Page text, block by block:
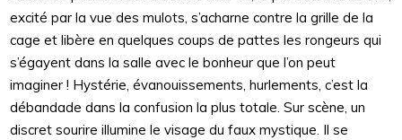
excité par la vue des mulots, s’acharne contre la grille de la
cage et libère en quelques coups de pattes les rongeurs qui
s’égayent dans la salle avec le bonheur que l’on peut
imaginer ! Hystérie, évanouissements, hurlements, c’est la
débandade dans la confusion la plus totale. Sur scène, un
discret sourire illumine le visage du faux mystique. Il se